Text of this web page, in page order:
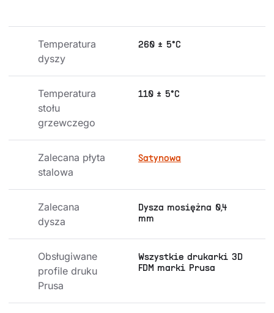
Temperatura
dyszy
260 ± 5°C
Temperatura
stołu
grzewczego
110 ± 5°C
Zalecana płyta
stalowa
Satynowa
Zalecana
dysza
Dysza mosiężna 0,4
mm
Obsługiwane
profile druku
Prusa
Wszystkie drukarki 3D
FDM marki Prusa